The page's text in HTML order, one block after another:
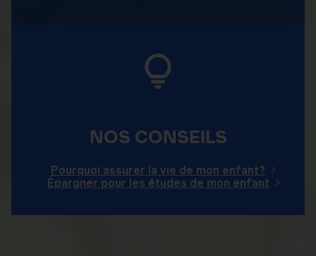
NOS CONSEILS
Pourquoi assurer la vie de mon enfant?
Épargner pour les études de mon enfant